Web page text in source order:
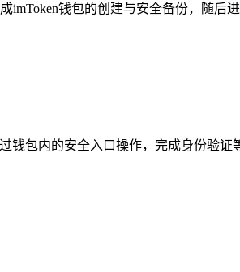
钱包的创建与安全备份，随后
钱包内的安全入口操作，完成身份验证